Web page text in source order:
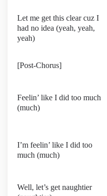
Let me get this clear cuz I
had no idea (yeah, yeah,
yeah)
[Post-Chorus]
Feelin’ like I did too much
(much)
I’m feelin’ like I did too
much (much)
Well, let’s get naughtier